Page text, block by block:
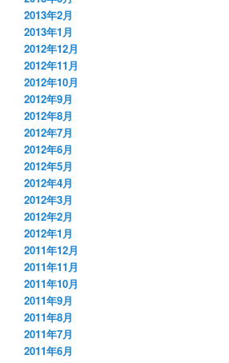
2013年2月
2013年1月
2012年12月
2012年11月
2012年10月
2012年9月
2012年8月
2012年7月
2012年6月
2012年5月
2012年4月
2012年3月
2012年2月
2012年1月
2011年12月
2011年11月
2011年10月
2011年9月
2011年8月
2011年7月
2011年6月